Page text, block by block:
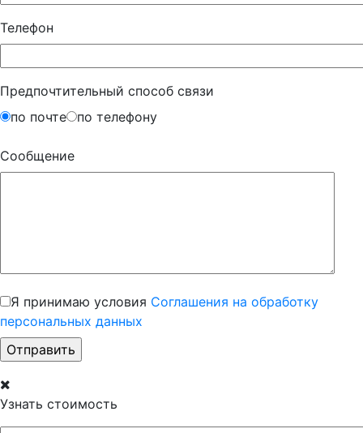
Телефон
Предпочтительный способ связи
по почте
по телефону
Сообщение
Я принимаю условия Соглашения на обработку
персональных данных
Узнать стоимость